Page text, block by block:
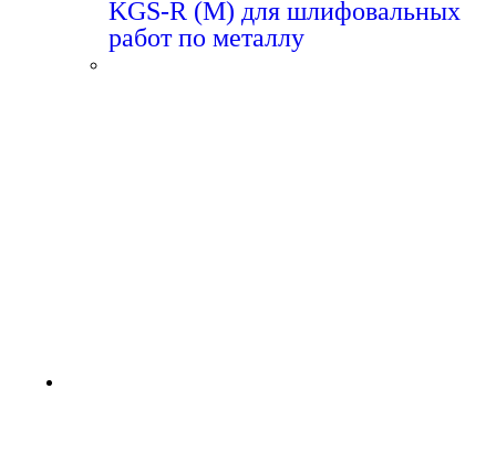
KGS-R (M) для шлифовальных
работ по металлу